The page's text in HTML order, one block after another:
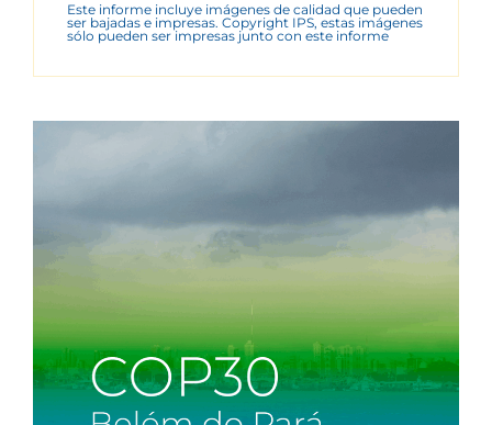
Este informe incluye imágenes de calidad que pueden
ser bajadas e impresas. Copyright IPS, estas imágenes
sólo pueden ser impresas junto con este informe